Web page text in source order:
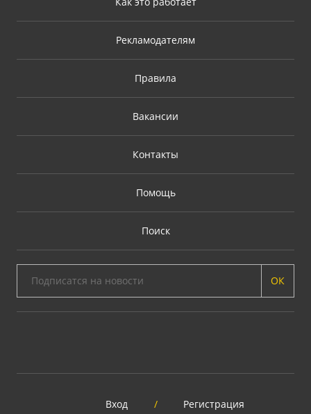
Рекламодателям
Правила
Вакансии
Контакты
Помощь
Поиск
ОК
Вход / Регистрация